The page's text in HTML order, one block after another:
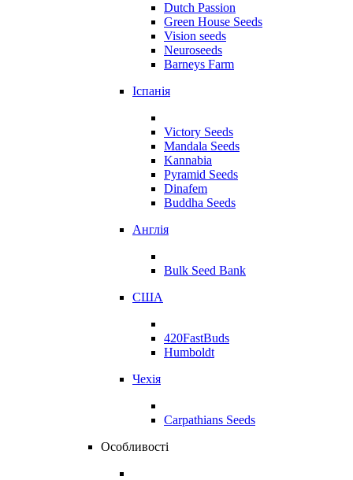
Dutch Passion
Green House Seeds
Vision seeds
Neuroseeds
Barneys Farm
Іспанія
Victory Seeds
Mandala Seeds
Kannabia
Pyramid Seeds
Dinafem
Buddha Seeds
Англія
Bulk Seed Bank
США
420FastBuds
Humboldt
Чехія
Carpathians Seeds
Особливості